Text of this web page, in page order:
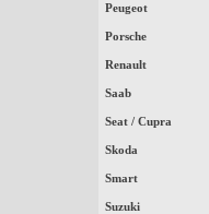
Peugeot
Porsche
Renault
Saab
Seat / Cupra
Skoda
Smart
Suzuki